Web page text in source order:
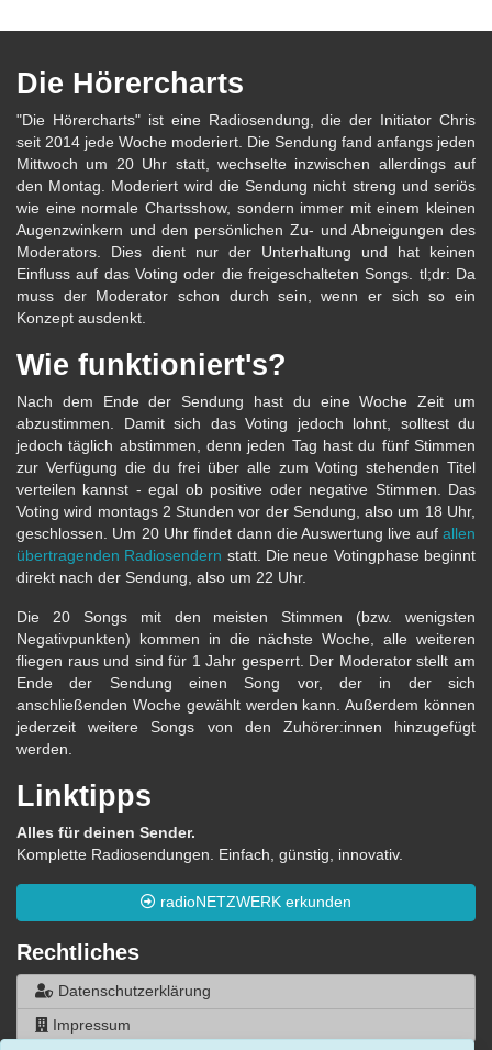
Die Hörercharts
"Die Hörercharts" ist eine Radiosendung, die der Initiator Chris
seit 2014 jede Woche moderiert. Die Sendung fand anfangs jeden
Mittwoch um 20 Uhr statt, wechselte inzwischen allerdings auf
den Montag. Moderiert wird die Sendung nicht streng und seriös
wie eine normale Chartsshow, sondern immer mit einem kleinen
Augenzwinkern und den persönlichen Zu- und Abneigungen des
Moderators. Dies dient nur der Unterhaltung und hat keinen
Einfluss auf das Voting oder die freigeschalteten Songs. tl;dr: Da
muss der Moderator schon durch sein, wenn er sich so ein
Konzept ausdenkt.
Wie funktioniert's?
Nach dem Ende der Sendung hast du eine Woche Zeit um
abzustimmen. Damit sich das Voting jedoch lohnt, solltest du
jedoch täglich abstimmen, denn jeden Tag hast du fünf Stimmen
zur Verfügung die du frei über alle zum Voting stehenden Titel
verteilen kannst - egal ob positive oder negative Stimmen. Das
Voting wird montags 2 Stunden vor der Sendung, also um 18 Uhr,
geschlossen. Um 20 Uhr findet dann die Auswertung live auf allen
übertragenden Radiosendern statt. Die neue Votingphase beginnt
direkt nach der Sendung, also um 22 Uhr.
Die 20 Songs mit den meisten Stimmen (bzw. wenigsten
Negativpunkten) kommen in die nächste Woche, alle weiteren
fliegen raus und sind für 1 Jahr gesperrt. Der Moderator stellt am
Ende der Sendung einen Song vor, der in der sich
anschließenden Woche gewählt werden kann. Außerdem können
jederzeit weitere Songs von den Zuhörer:innen hinzugefügt
werden.
Linktipps
Alles für deinen Sender.
Komplette Radiosendungen. Einfach, günstig, innovativ.
radioNETZWERK erkunden
Rechtliches
Datenschutzerklärung
Impressum